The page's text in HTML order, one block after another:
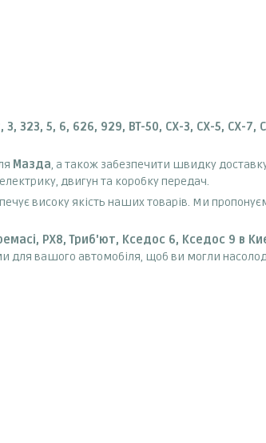
3, 323, 5, 6, 626, 929, BT-50, CX-3, CX-5, CX-7,
Мазда, а також забезпечити швидку доставку
двигун та коробку передач.
високу якість наших товарів. Ми
РХ8, Триб'ют, Кседос 6, Кседос 9 в
для вашого автомобіля, щоб ви могли